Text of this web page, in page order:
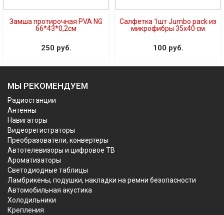
Замша протирочная PVA NG
66*43*0,2см
250 руб.
Салфетка 1шт Jumbo pack из
микрофибры 35х40 см
100 руб.
МЫ РЕКОМЕНДУЕМ
Радиостанции
Антенны
Навигаторы
Видеорегистраторы
Преобразователи, конвертеры
Автотелевизоры и цифровое ТВ
Ароматизаторы
Светодиодные таблицы
Ламбрикены, подушки, накладки на ремни безопасности
Автомобильная акустика
Холодильники
Крепления